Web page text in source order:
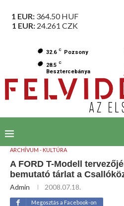
1 EUR: 364.50HUF
1 EUR: 24.261 CZK
32.6 C Pozsony
28.5 C
Besztercebánya
ARCHÍVUM - KULTÚRA
A FORD T-Modell
bemutató tárlat a
Admin 2008.07.18.
Megosztás a Facebook-on